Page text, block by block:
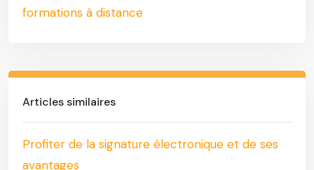
formations à distance
Articles similaires
Profiter de la signature électronique et de ses
avantages